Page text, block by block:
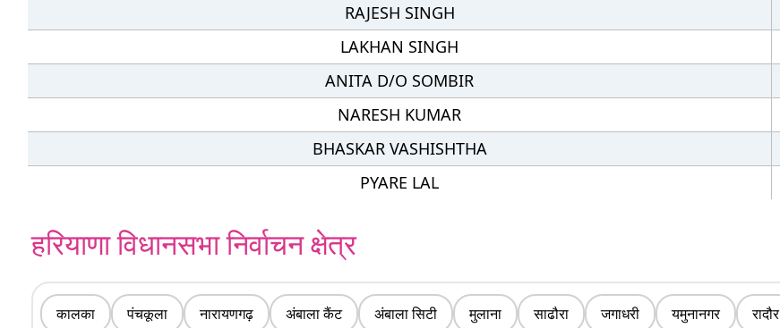
RAJESH SINGH
LAKHAN SINGH
ANITA D/O SOMBIR
NARESH KUMAR
BHASKAR VASHISHTHA
PYARE LAL
हरियाणा विधानसभा निर्वाचन क्षेत्र
कालका पंचकूला नारायणगढ़ अंबाला कैंट अंबाला सिटी मुलाना साढौरा जगाधरी यमुनानगर रादौर